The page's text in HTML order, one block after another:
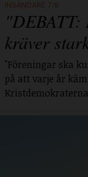
INSÄNDARE 7/8
"DEBATT:
kräver
"Föreningar ska
på att varje år